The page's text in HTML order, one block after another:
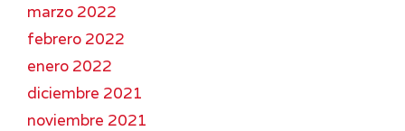
marzo 2022
febrero 2022
enero 2022
diciembre 2021
noviembre 2021